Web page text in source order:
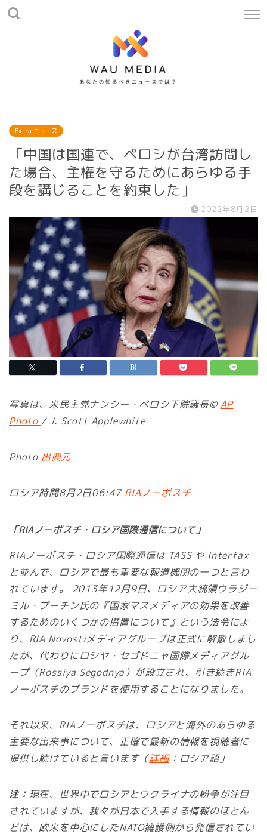
Extra ニュース
「中国は国連で、ペロシが台湾訪問し
た場合、主権を守るためにあらゆる手
段を講じることを約束した」
2022年8月2日
写真は、米民主党ナンシー・ペロシ下院議長© AP
Photo / J. Scott Applewhite
Photo 出典元
ロシア時間8月2日06:47RIAノーボスチ
「RIAノーボスチ・ロシア国際通信について」
RIAノーボスチ・ロシア国際通信は TASS や Interfax
と並んで、ロシアで最も重要な報道機関の一つと言わ
れています。 2013年12月9日、ロシア大統領ウラジー
ミル・プーチン氏の『国家マスメディアの効果を改善
するためのいくつかの措置について』という法令によ
り、RIA Novostiメディアグループは正式に解散しまし
たが、代わりにロシヤ・セゴドニャ国際メディアグル
ープ（Rossiya Segodnya）が設立され、引き続きRIA
ノーボスチのブランドを使用することになりました。
それ以来、RIAノーボスチは、ロシアと海外のあらゆる
主要な出来事について、正確で最新の情報を視聴者に
提供し続けていると言います（詳細：ロシア語」
注： 現在、世界中でロシアとウクライナの紛争が注目
されていますが、我々が日本で入手する情報のほとん
どは、欧米を中心にしたNATO擁護側から発信されてい